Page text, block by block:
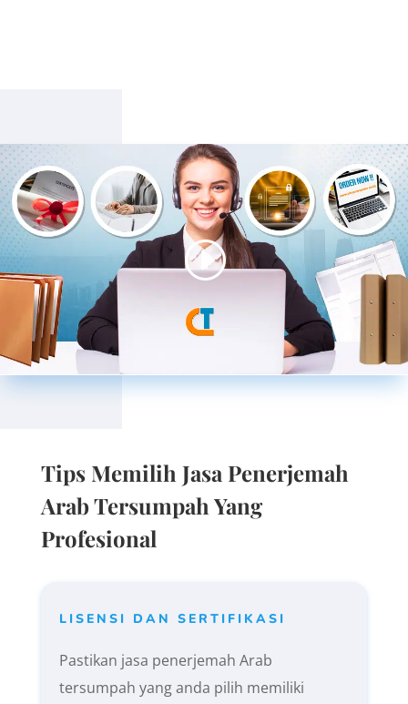
Tips Memilih Jasa Penerjemah
Arab Tersumpah Yang
Profesional
LISENSI DAN SERTIFIKASI
Pastikan jasa penerjemah Arab
tersumpah yang anda pilih memiliki